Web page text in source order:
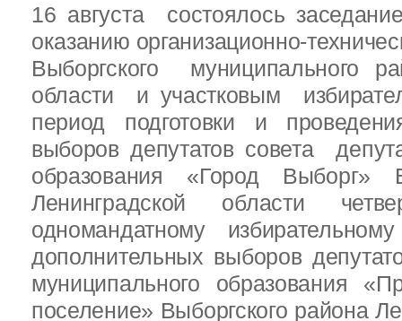
16 августа состоялось
оказанию организационно-
Выборгского муниципального
области и участковым
период подготовки и
выборов депутатов совета
образования «Город Выборг»
Ленинградской области
одномандатному
дополнительных выборов
муниципального образования
поселение» Выборгского района